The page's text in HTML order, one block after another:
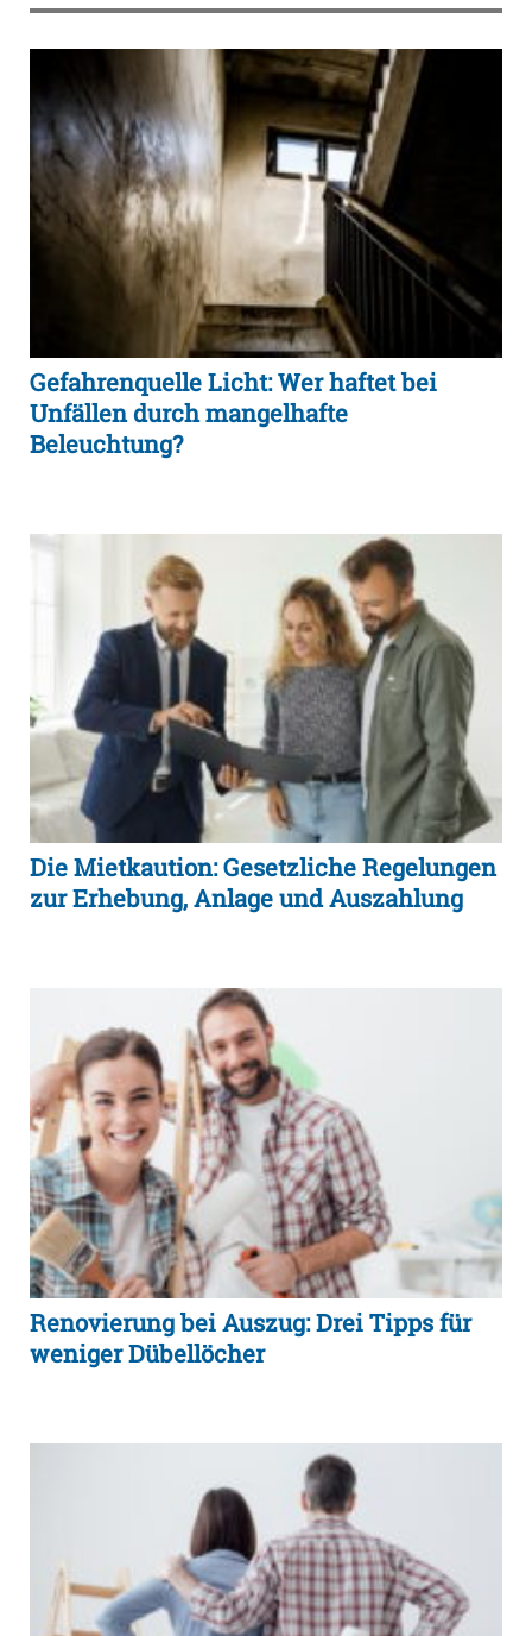
Gefahrenquelle Licht: Wer haftet bei
Unfällen durch mangelhafte
Beleuchtung?
Die Mietkaution: Gesetzliche Regelungen
zur Erhebung, Anlage und Auszahlung
Renovierung bei Auszug: Drei Tipps für
weniger Dübellöcher